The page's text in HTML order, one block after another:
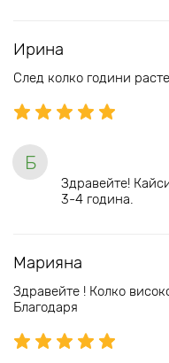
Ирина
След колко години
Б
Здравейте!
3-4 година.
Марияна
Здравейте ! Колко
Благодаря